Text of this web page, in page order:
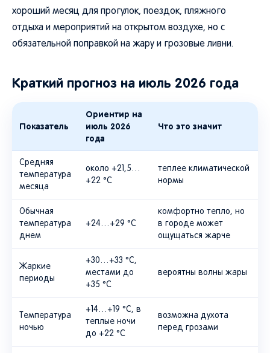
хороший месяц для прогулок, поездок, пляжного
отдыха и мероприятий на открытом воздухе, но с
обязательной поправкой на жару и грозовые ливни.
Краткий прогноз на июль 2026 года
Показатель
Ориентир на
июль 2026
года
Что это значит
Средняя
температура
месяца
около +21,5…
+22 °C
теплее климатической
нормы
Обычная
температура
днем
+24…+29 °C
комфортно тепло, но
в городе может
ощущаться жарче
Жаркие
периоды
+30…+33 °C,
местами до
+35 °C
вероятны волны жары
Температура
ночью
+14…+19 °C, в
теплые ночи
до +22 °C
возможна духота
перед грозами